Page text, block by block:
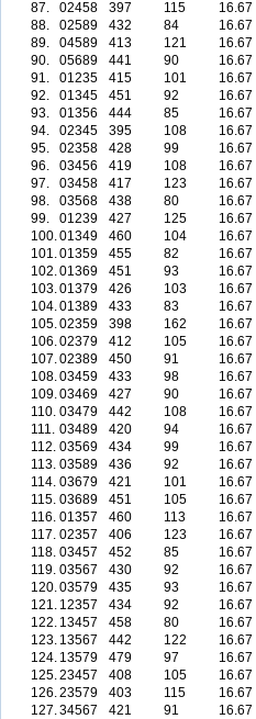
87.
02458 397 115 16.67
88.
02589 432 84 16.67
89.
04589 413 121 16.67
90.
05689 441 90 16.67
91.
01235 415 101 16.67
92.
01345 451 92 16.67
93.
01356 444 85 16.67
94.
02345 395 108 16.67
95.
02358 428 99 16.67
96.
03456 419 108 16.67
97.
03458 417 123 16.67
98.
03568 438 80 16.67
99.
01239 427 125 16.67
100.01349 460 104 16.67
101.01359 455 82 16.67
102.01369 451 93 16.67
103.01379 426 103 16.67
104.01389 433 83 16.67
105.02359 398 162 16.67
106.02379 412 105 16.67
107.02389 450 91 16.67
108.03459 433 98 16.67
109.03469 427 90 16.67
110. 03479 442 108 16.67
111. 03489 420 94 16.67
112. 03569 434 99 16.67
113. 03589 436 92 16.67
114. 03679 421 101 16.67
115. 03689 451 105 16.67
116. 01357 460 113 16.67
117. 02357 406 123 16.67
118. 03457 452 85 16.67
119. 03567 430 92 16.67
120.03579 435 93 16.67
121. 12357 434 92 16.67
122. 13457 458 80 16.67
123. 13567 442 122 16.67
124. 13579 479 97 16.67
125.23457 408 105 16.67
126.23579 403 115 16.67
127.34567 421 91 16.67